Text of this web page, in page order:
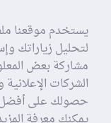
يستخدم موقعنا
لتحليل زياراتك
الشركات
حصولك على